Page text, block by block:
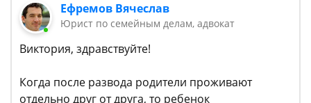
Ефремов Вячеслав
Юрист по семейным делам, адвокат
Виктория, здравствуйте!
Когда после развода родители проживают
отдельно друг от друга, то ребенок